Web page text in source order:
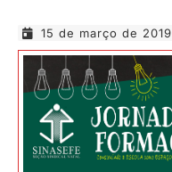
EVENTOS
JURÍDICO
15 de março de 2019